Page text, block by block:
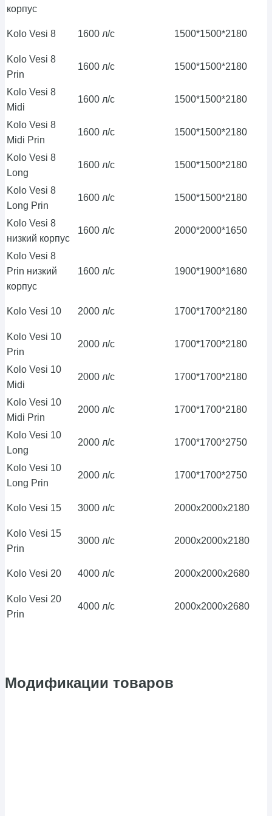
корпус
Kolo Vesi 8 1600 л/с 1500*1500*2180
Kolo Vesi 8
Prin
1600 л/с 1500*1500*2180
Kolo Vesi 8
Midi
1600 л/с 1500*1500*2180
Kolo Vesi 8
Midi Prin
1600 л/с 1500*1500*2180
Kolo Vesi 8
Long
1600 л/с 1500*1500*2180
Kolo Vesi 8
Long Prin
1600 л/с 1500*1500*2180
Kolo Vesi 8
низкий корпус
1600 л/с 2000*2000*1650
Kolo Vesi 8
Prin низкий
корпус
1600 л/с 1900*1900*1680
Kolo Vesi 10 2000 л/с 1700*1700*2180
Kolo Vesi 10
Prin
2000 л/с 1700*1700*2180
Kolo Vesi 10
Midi
2000 л/с 1700*1700*2180
Kolo Vesi 10
Midi Prin
2000 л/с 1700*1700*2180
Kolo Vesi 10
Long
2000 л/с 1700*1700*2750
Kolo Vesi 10
Long Prin
2000 л/с 1700*1700*2750
Kolo Vesi 15 3000 л/с 2000х2000х2180
Kolo Vesi 15
Prin
3000 л/с 2000х2000х2180
Kolo Vesi 20 4000 л/с 2000х2000х2680
Kolo Vesi 20
Prin
4000 л/с 2000х2000х2680
Модификации товаров